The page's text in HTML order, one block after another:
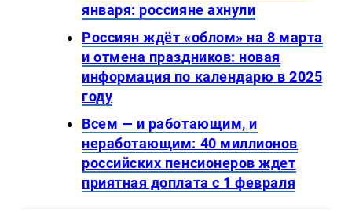
января: россияне ахнули
Россиян ждёт «облом» на 8 марта
и отмена праздников: новая
информация по календарю в 2025
году
Всем — и работающим, и
неработающим: 40 миллионов
российских пенсионеров ждет
приятная доплата с 1 февраля